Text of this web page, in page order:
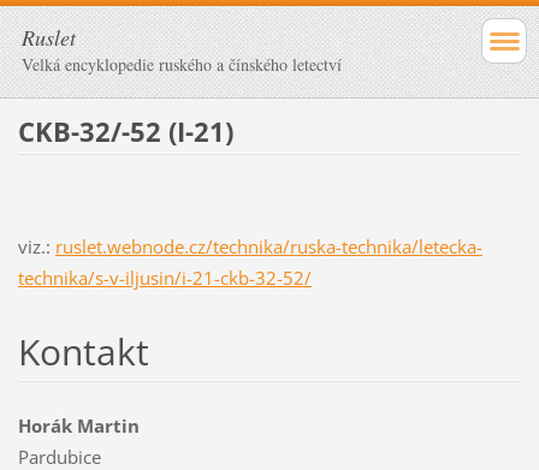
Ruslet
Velká encyklopedie ruského a čínského letectví
CKB-32/-52 (I-21)
viz.: ruslet.webnode.cz/technika/ruska-technika/letecka-
technika/s-v-iljusin/i-21-ckb-32-52/
Kontakt
Horák Martin
Pardubice